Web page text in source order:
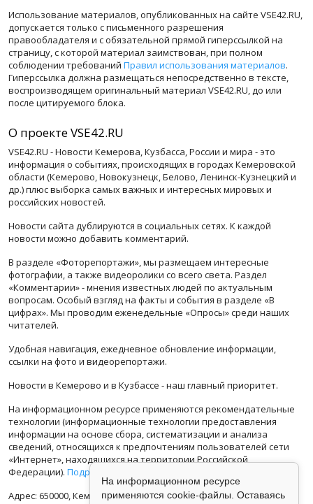
Использование материалов, опубликованных на сайте VSE42.RU,
допускается только с письменного разрешения
правообладателя и с обязательной прямой гиперссылкой на
страницу, с которой материал заимствован, при полном
соблюдении требований Правил использования материалов.
Гиперссылка должна размещаться непосредственно в тексте,
воспроизводящем оригинальный материал VSE42.RU, до или
после цитируемого блока.
О проекте VSE42.RU
VSE42.RU - Новости Кемерова, Кузбасса, России и мира - это
информация о событиях, происходящих в городах Кемеровской
области (Кемерово, Новокузнецк, Белово, Ленинск-Кузнецкий и
др.) плюс выборка самых важных и интересных мировых и
российских новостей.
Новости сайта дублируются в социальных сетях. К каждой
новости можно добавить комментарий.
В разделе «Фоторепортажи», мы размещаем интересные
фотографии, а также видеоролики со всего света. Раздел
«Комментарии» - мнения известных людей по актуальным
вопросам. Особый взгляд на факты и события в разделе «В
цифрах». Мы проводим еженедельные «Опросы» среди наших
читателей.
Удобная навигация, ежедневное обновление информации,
ссылки на фото и видеорепортажи.
Новости в Кемерово и в Кузбассе - наш главный приоритет.
На информационном ресурсе применяются рекомендательные
технологии (информационные технологии предоставления
информации на основе сбора, систематизации и анализа
сведений, относящихся к предпочтениям пользователей сети
«Интернет», находящихся на территории Российской
Федерации). Подробная информация
Адрес: 650000, Кемеровская Область, г.Кемерово, ул.Кузбасская
На информационном ресурсе
применяются cookie-файлы. Оставаясь